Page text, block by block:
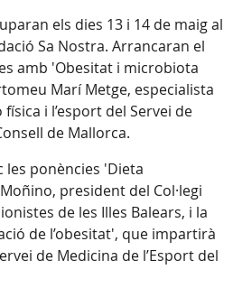
els dies 13 i 14 de maig al
Sa Nostra. Arrancaran el
amb 'Obesitat i microbiota
Marí Metge, especialista
i l’esport del Servei de
de Mallorca.
ponències 'Dieta
president del Col·legi
de les Illes Balears, i la
de l’obesitat', que impartirà
de Medicina de l’Esport del